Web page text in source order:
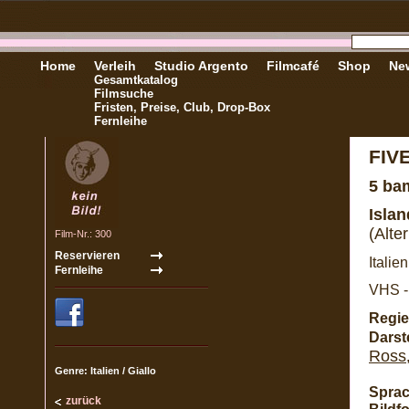
Home Verleih
Gesamtkatalog
Filmsuche
Fristen, Preise, Club, Drop-Box
Fernleihe
Studio Argento Filmcafé Shop
Film-Nr.: 300
Genre: Italien / Giallo
zurück
5
VHS
Ross